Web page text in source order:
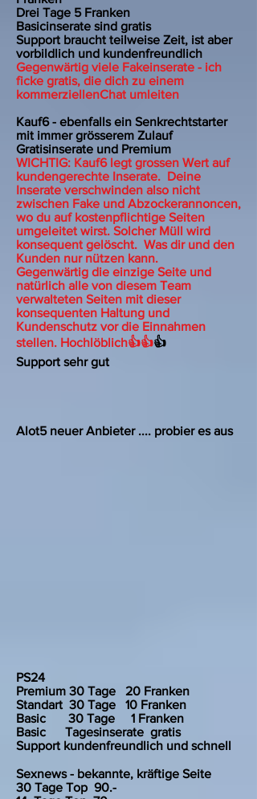
Drei Tage 5 Franken
Basicinserate sind gratis
Support braucht teilweise Zeit, ist aber
vorbildlich und kundenfreundlich
Gegenwärtig viele Fakeinserate - ich
ficke gratis, die dich zu einem
kommerziellenChat umleiten
Kauf6 - ebenfalls ein Senkrechtstarter
mit immer grösserem Zulauf
Gratisinserate und Premium
WICHTIG: Kauf6 legt grossen Wert auf
kundengerechte Inserate. Deine
Inserate verschwinden also nicht
zwischen Fake und Abzockerannoncen,
wo du auf kostenpflichtige Seiten
umgeleitet wirst. Solcher Müll wird
konsequent gelöscht. Was dir und den
Kunden nur nützen kann.
Gegenwärtig die einzige Seite und
natürlich alle von diesem Team
verwalteten Seiten mit dieser
konsequenten Haltung und
Kundenschutz vor die Einnahmen
stellen. Hochlöblich👍👍👍
Support sehr gut
Alot5 neuer Anbieter .... probier es aus
PS24
Premium 30 Tage 20 Franken
Standart 30 Tage 10 Franken
Basic 30 Tage 1 Franken
Basic Tagesinserate gratis
Support kundenfreundlich und schnell
Sexnews - bekannte, kräftige Seite
30 Tage Top 90.-